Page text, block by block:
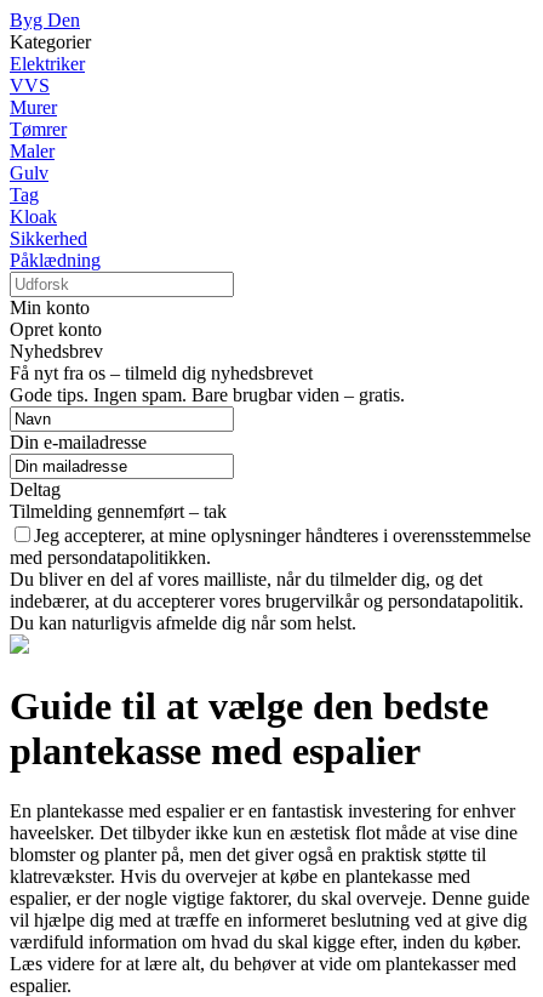
Byg Den
Kategorier
Elektriker
VVS
Murer
Tømrer
Maler
Gulv
Tag
Kloak
Sikkerhed
Påklædning
Min konto
Opret konto
Nyhedsbrev
Få nyt fra os – tilmeld dig nyhedsbrevet
Gode tips. Ingen spam. Bare brugbar viden – gratis.
Din e-mailadresse
Deltag
Tilmelding gennemført – tak
Jeg accepterer, at mine oplysninger håndteres i overensstemmelse
med persondatapolitikken.
Du bliver en del af vores mailliste, når du tilmelder dig, og det
indebærer, at du accepterer vores brugervilkår og persondatapolitik.
Du kan naturligvis afmelde dig når som helst.
Guide til at vælge den bedste
plantekasse med espalier
En plantekasse med espalier er en fantastisk investering for enhver
haveelsker. Det tilbyder ikke kun en æstetisk flot måde at vise dine
blomster og planter på, men det giver også en praktisk støtte til
klatrevækster. Hvis du overvejer at købe en plantekasse med
espalier, er der nogle vigtige faktorer, du skal overveje. Denne guide
vil hjælpe dig med at træffe en informeret beslutning ved at give dig
værdifuld information om hvad du skal kigge efter, inden du køber.
Læs videre for at lære alt, du behøver at vide om plantekasser med
espalier.